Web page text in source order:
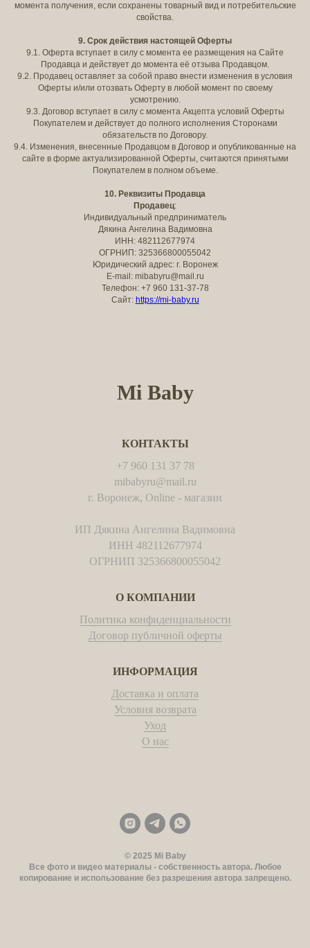
момента получения, если сохранены товарный вид и потребительские
свойства.
9. Срок действия настоящей Оферты
9.1. Оферта вступает в силу с момента ее размещения на Сайте
Продавца и действует до момента её отзыва Продавцом.
9.2. Продавец оставляет за собой право внести изменения в условия
Оферты и/или отозвать Оферту в любой момент по своему
усмотрению.
9.3. Договор вступает в силу с момента Акцепта условий Оферты
Покупателем и действует до полного исполнения Сторонами
обязательств по Договору.
9.4. Изменения, внесенные Продавцом в Договор и опубликованные на
сайте в форме актуализированной Оферты, считаются принятыми
Покупателем в полном объеме.
10. Реквизиты Продавца
Продавец:
Индивидуальный предприниматель
Дякина Ангелина Вадимовна
ИНН: 482112677974
ОГРНИП: 325366800055042
Юридический адрес: г. Воронеж
E-mail: mibabyru@mail.ru
Телефон: +7 960 131-37-78
Сайт: https://mi-baby.ru
Mi Baby
КОНТАКТЫ
+7 960 131 37 78
mibabyru@mail.ru
г. Воронеж, Online - магазин
ИП Дякина Ангелина Вадимовна
ИНН 482112677974
ОГРНИП 325366800055042
О КОМПАНИИ
Политика конфиденциальности
Договор публичной оферты
ИНФОРМАЦИЯ
Доставка и оплата
Условия возврата
Уход
О наc
© 2025 Mi Baby
Все фото и видео материалы - собственность автора. Любое
копирование и использование без разрешения автора запрещено.